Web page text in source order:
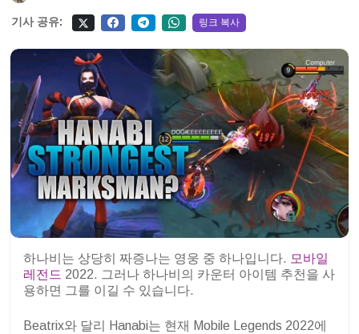
기사 공유: 링크 복사
하나비는 상당히 짜증나는 영웅 중 하나입니다. 모바일
레전드 2022. 그러나 하나비의 카운터 아이템 추천을 사
용하면 그를 이길 수 있습니다.
Beatrix와 달리 Hanabi는 현재 Mobile Legends 2022에